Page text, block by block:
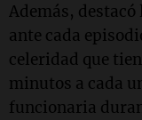
Además,
ante cada
celeridad que
minutos a cada
funcionaria